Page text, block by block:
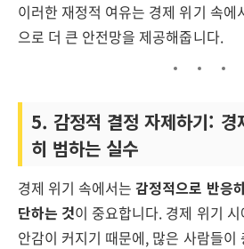
이러한 재정적 여유는 경제 위기 속에
으로 더 큰 안전망을 제공해줍니다.
5. 감정적 결정 자제하기: 경
히 범하는 실수
경제 위기 속에서는감정적으로 반응
단하는 것이 중요합니다. 경제 위기
안감이 커지기 때문에, 많은 사람들이